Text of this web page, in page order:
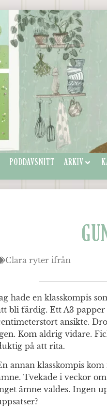
PODDAVSNITT ARKIV
Clara ryter ifrån
hade en klasskompis
bli färdig. Ett A3 papper
ansikte.
Kom aldrig vidare.
på att rita.
annan klasskompis
Tvekade i veckor
ämne valdes. Ingen